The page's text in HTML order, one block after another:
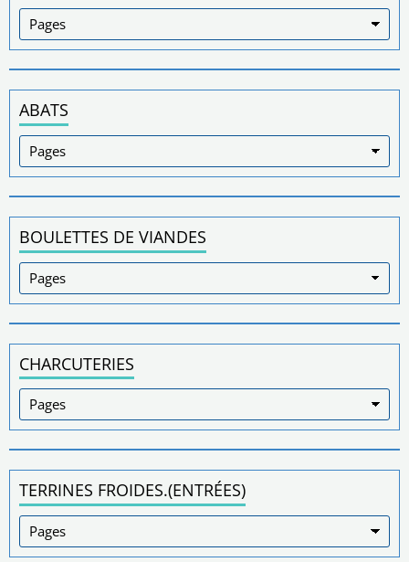
ABATS
BOULETTES DE VIANDES
CHARCUTERIES
TERRINES FROIDES.(ENTRÉES)